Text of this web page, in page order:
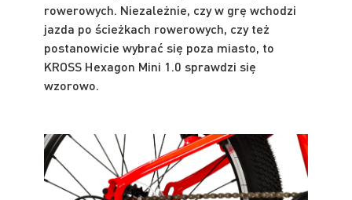
rowerowych. Niezależnie, czy w grę wchodzi
jazda po ścieżkach rowerowych, czy też
postanowicie wybrać się poza miasto, to
KROSS Hexagon Mini 1.0 sprawdzi się
wzorowo.